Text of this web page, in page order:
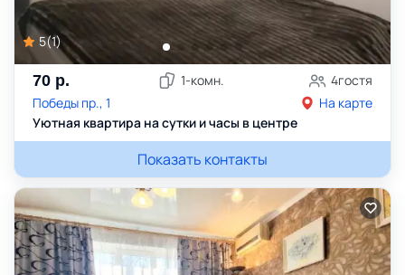
5(1)
70 р. 1-комн. 4гостя
Победы пр., 1
На карте
Уютная квартира на сутки и часы в центре
Показать контакты